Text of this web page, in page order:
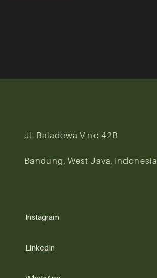
Instagram
LinkedIn
Jl. Baladewa V no 42B
Bandung, West Java, Indonesia